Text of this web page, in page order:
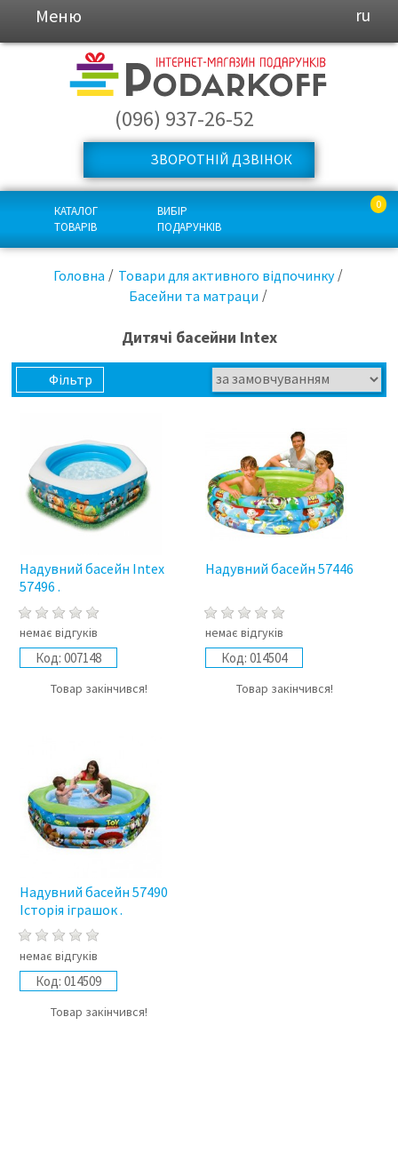
Меню ru
(096) 937-26-52
ЗВОРОТНІЙ ДЗВІНОК
КАТАЛОГ
ТОВАРІВ
ВИБІР
ПОДАРУНКІВ
0
Головна
Товари для активного відпочинку
Басейни та матраци
Дитячі басейни Intex
Фільтр
Надувний басейн Intex
57496 .
немає відгуків
Код: 007148
Товар закінчився!
Надувний басейн 57446
немає відгуків
Код: 014504
Товар закінчився!
Надувний басейн 57490
Історія іграшок .
немає відгуків
Код: 014509
Товар закінчився!